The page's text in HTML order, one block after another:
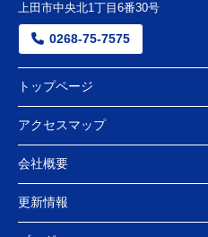
上田市中央北1丁目6番30号
0268-75-7575
トップページ
アクセスマップ
会社概要
更新情報